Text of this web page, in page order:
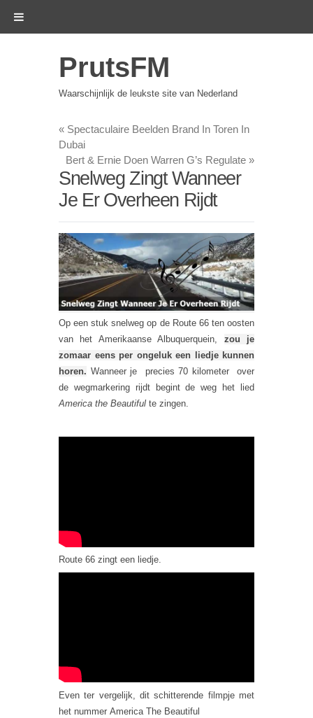
PrutsFM
Waarschijnlijk de leukste site van Nederland
« Spectaculaire Beelden Brand In Toren In
Dubai
Bert & Ernie Doen Warren G’s Regulate »
Snelweg Zingt Wanneer
Je Er Overheen Rijdt
Op een stuk snelweg op de Route 66 ten oosten
van het Amerikaanse Albuquerquein, zou je
zomaar eens per ongeluk een liedje kunnen
horen. Wanneer je precies 70 kilometer over
de wegmarkering rijdt begint de weg het lied
America the Beautiful te zingen.
Route 66 zingt een liedje.
Even ter vergelijk, dit schitterende filmpje met
het nummer America The Beautiful